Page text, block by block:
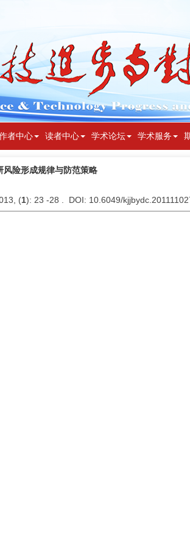
者中心 读者中心 学术论坛 学术服务
风险形成规律与防范策略
(1): 23 -28 . DOI: 10.6049/